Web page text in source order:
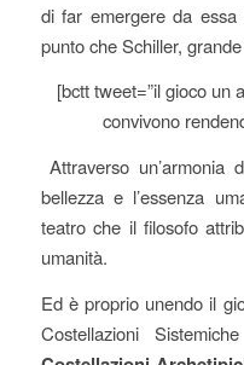
di far emergere da essa
punto che Schiller,
[bctt tweet=”il gioco un
convivono
Attraverso
bellezza e l’essenza
teatro che il filosofo
umanità.
Ed è proprio unendo il
Costellazioni